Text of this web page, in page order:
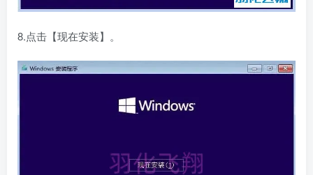
8.点击【现在安装】。